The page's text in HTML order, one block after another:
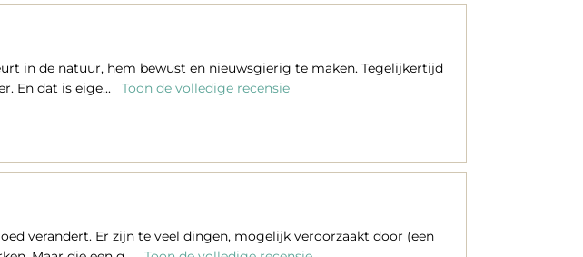
in de natuur, hem bewust en nieuwsgierig te maken. Tegelijkertijd
En dat is eige...
Toon de volledige recensie
verandert. Er zijn te veel dingen, mogelijk veroorzaakt door (een